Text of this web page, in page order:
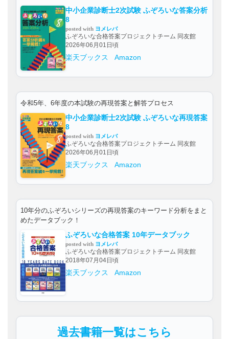
中小企業診断士2次試験 ふぞろいな答案分析
8
posted with ヨメレバ
ふぞろいな合格答案プロジェクトチーム 同友館
2026年06月01日頃
楽天ブックス Amazon
令和5年、6年度の本試験の再現答案と解答プロセス
中小企業診断士2次試験 ふぞろいな再現答案
8
posted with ヨメレバ
ふぞろいな合格答案プロジェクトチーム 同友館
2026年06月01日頃
楽天ブックス Amazon
10年分のふぞろいシリーズの再現答案のキーワード分析をまと
めたデータブック！
ふぞろいな合格答案 10年データブック
posted with ヨメレバ
ふぞろいな合格答案プロジェクトチーム 同友館
2018年07月04日頃
楽天ブックス Amazon
過去書籍一覧はこちら